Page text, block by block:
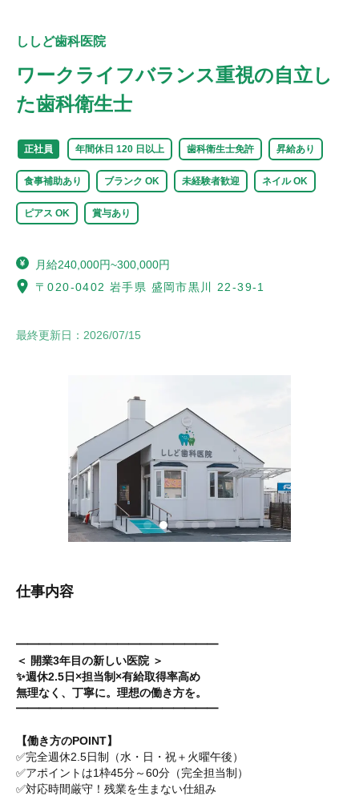
ししど歯科医院
ワークライフバランス重視の自立し
た歯科衛生士
正社員 年間休日 120 日以上 歯科衛生士免許 昇給あり
食事補助あり ブランク OK 未経験者歓迎 ネイル OK
ピアス OK 賞与あり
月給240,000円~300,000円
〒020-0402 岩手県 盛岡市黒川 22-39-1
最終更新日： 2026/07/15
仕事内容
━━━━━━━━━━━━━━━━━━
＜ 開業3年目の新しい医院 ＞
✨週休2.5日×担当制×有給取得率高め
無理なく、丁寧に。理想の働き方を。
━━━━━━━━━━━━━━━━━━
【働き方のPOINT】
✅完全週休2.5日制（水・日・祝＋火曜午後）
✅アポイントは1枠45分～60分（完全担当制）
✅対応時間厳守！残業を生まない仕組み